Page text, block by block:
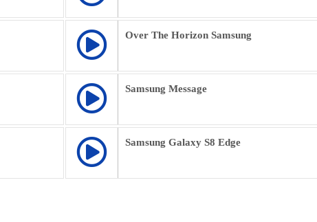
Over The Horizon Samsung
Samsung Message
Samsung Galaxy S8 Edge